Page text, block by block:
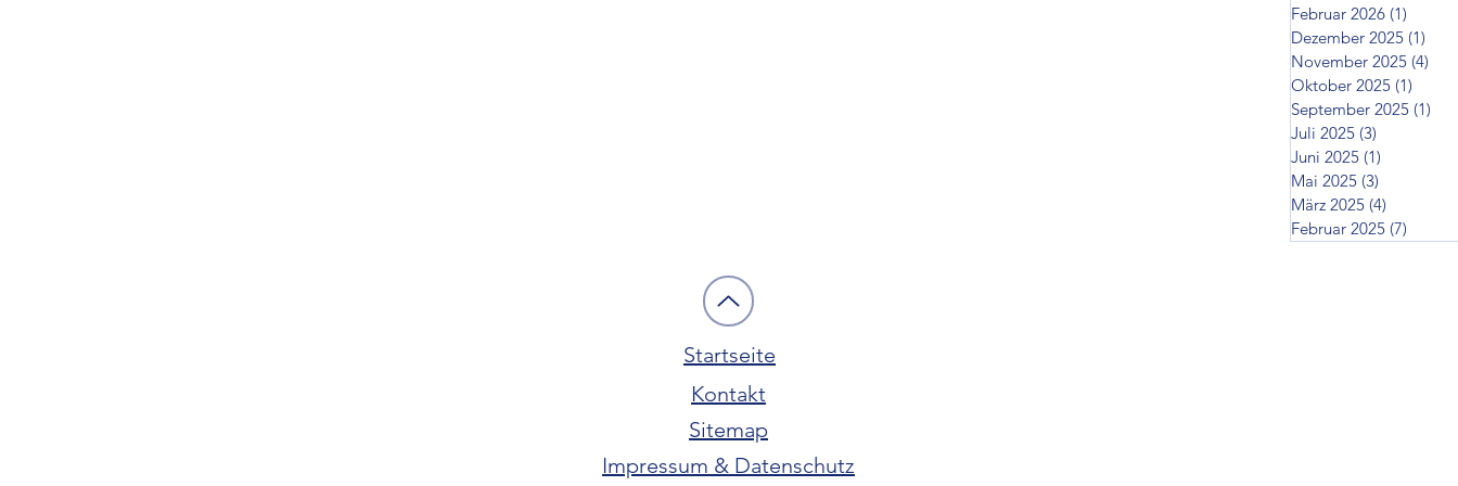
Februar 2026 (1)
Dezember 2025 (1)
November 2025 (4)
Oktober 2025 (1)
September 2025 (1)
Juli 2025 (3)
Juni 2025 (1)
Mai 2025 (3)
März 2025 (4)
Februar 2025 (7)
Startseite
Kontakt
Sitemap
Impressum & Datenschutz